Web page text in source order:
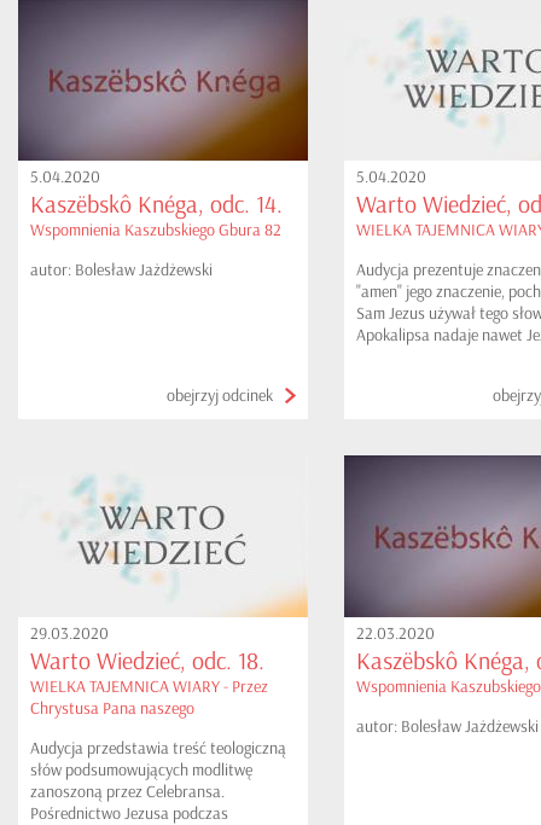
5.04.2020
Kaszëbskô Knéga, odc. 14.
Wspomnienia Kaszubskiego Gbura 82
autor: Bolesław Jażdżewski
obejrzyj odcinek
5.04.2020
Warto Wiedzieć,
WIELKA TAJEMNICA
Audycja prezentuje
"amen" jego znaczenie,
Sam Jezus używał tego
Apokalipsa nadaje nawet
29.03.2020
Warto Wiedzieć, odc. 18.
WIELKA TAJEMNICA WIARY - Przez
Chrystusa Pana naszego
Audycja przedstawia treść teologiczną
słów podsumowujących modlitwę
zanoszoną przez Celebransa.
Pośrednictwo Jezusa podczas
22.03.2020
Kaszëbskô Knéga,
Wspomnienia
autor: Bolesław Jażdżewski